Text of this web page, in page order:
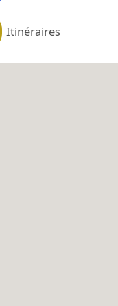
Itinéraires